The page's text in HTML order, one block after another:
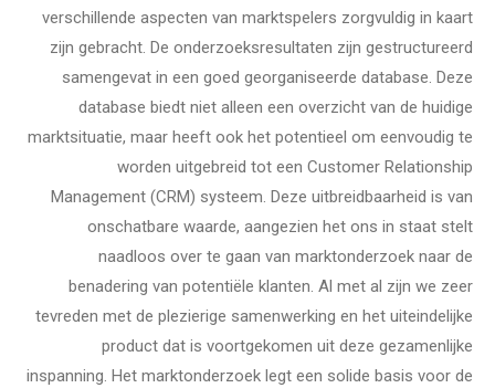
verschillende aspecten van marktspelers zorgvuldig in kaart
zijn gebracht. De onderzoeksresultaten zijn gestructureerd
samengevat in een goed georganiseerde database. Deze
database biedt niet alleen een overzicht van de huidige
marktsituatie, maar heeft ook het potentieel om eenvoudig te
worden uitgebreid tot een Customer Relationship
Management (CRM) systeem. Deze uitbreidbaarheid is van
onschatbare waarde, aangezien het ons in staat stelt
naadloos over te gaan van marktonderzoek naar de
benadering van potentiële klanten. Al met al zijn we zeer
tevreden met de plezierige samenwerking en het uiteindelijke
product dat is voortgekomen uit deze gezamenlijke
inspanning. Het marktonderzoek legt een solide basis voor de